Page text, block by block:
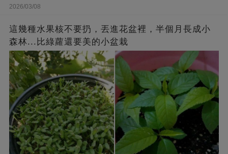
2026/03/08
這幾種水果核不要扔，丟進花盆裡，半個月長成小
森林...比綠蘿還要美的小盆栽